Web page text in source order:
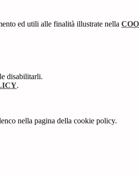
ed utili alle finalità illustrate nella
disabilitarli.
.
nella pagina della cookie policy.